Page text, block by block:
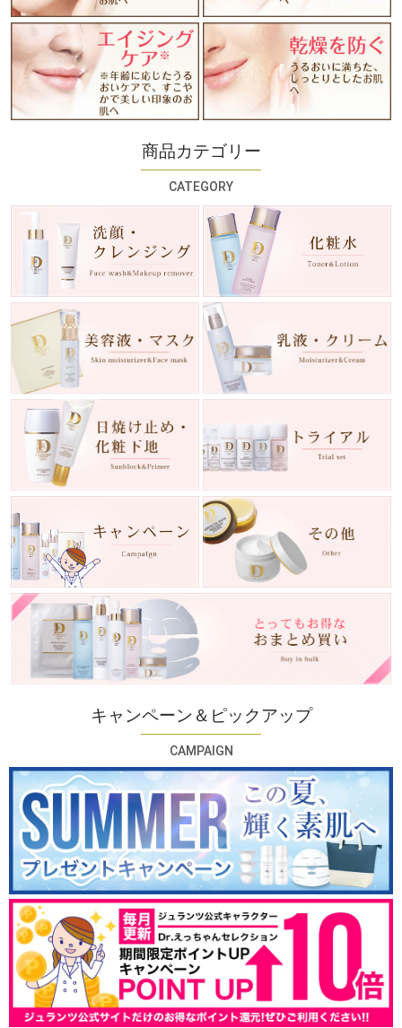
商品カテゴリー
CATEGORY
キャンペーン＆ピックアップ
CAMPAIGN